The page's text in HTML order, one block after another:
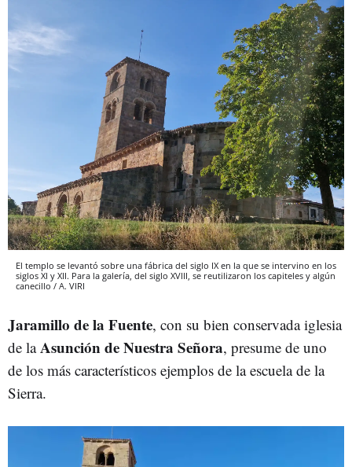
El templo se levantó sobre una fábrica del siglo IX en la que se intervino en los
siglos XI y XII. Para la galería, del siglo XVIII, se reutilizaron los capiteles y algún
canecillo / A. VIRI
Jaramillo de la Fuente, con su bien conservada iglesia
de laAsunción deNuestra Señora, presume de uno
de los más característicos ejemplos de la escuela de la
Sierra.